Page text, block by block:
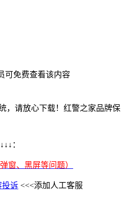
可免费查看该内容
，请放心下载！红警之家品牌保
：
窗、黑屏等问题）
投诉 <<<添加人工客服